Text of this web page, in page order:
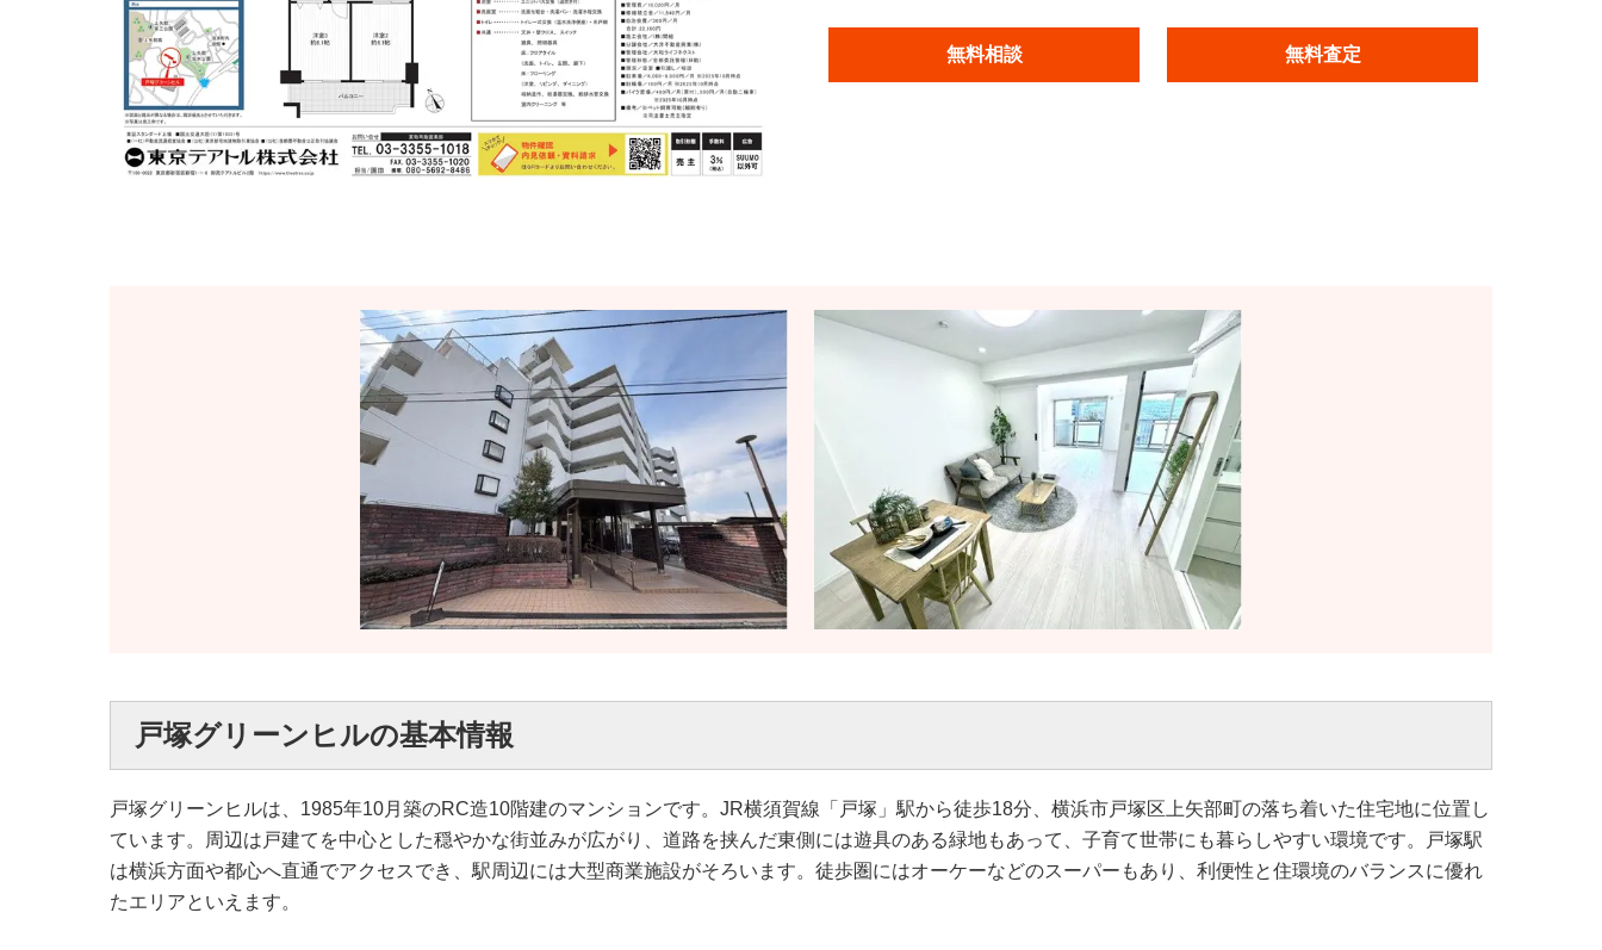
無料相談 無料査定
戸塚グリーンヒルの基本情報
戸塚グリーンヒルは、1985年10月築のRC造10階建のマンションです。JR横須賀線「戸塚」駅から徒歩18分、横浜市戸塚区上矢部町の落ち着いた住宅地に位置し
ています。周辺は戸建てを中心とした穏やかな街並みが広がり、道路を挟んだ東側には遊具のある緑地もあって、子育て世帯にも暮らしやすい環境です。戸塚駅
は横浜方面や都心へ直通でアクセスでき、駅周辺には大型商業施設がそろいます。徒歩圏にはオーケーなどのスーパーもあり、利便性と住環境のバランスに優れ
たエリアといえます。